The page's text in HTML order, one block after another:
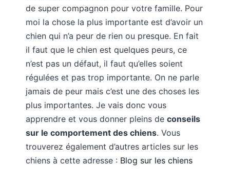
de super compagnon pour votre famille. Pour
moi la chose la plus importante est d’avoir un
chien qui n’a peur de rien ou presque. En fait
il faut que le chien est quelques peurs, ce
n’est pas un défaut, il faut qu’elles soient
régulées et pas trop importante. On ne parle
jamais de peur mais c’est une des choses les
plus importantes. Je vais donc vous
apprendre et vous donner pleins de conseils
sur le comportement des chiens. Vous
trouverez également d’autres articles sur les
chiens à cette adresse : Blog sur les chiens